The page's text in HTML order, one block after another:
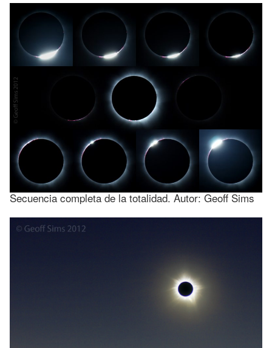
Secuencia completa de la totalidad. Autor: Geoff Sims